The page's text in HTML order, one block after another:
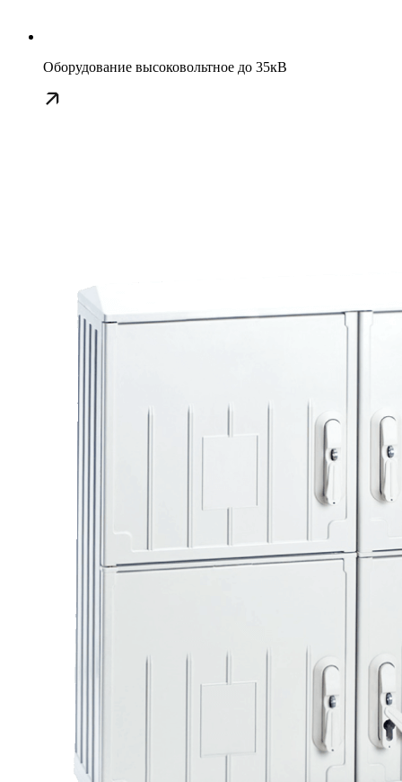
Оборудование высоковольтное до 35кВ